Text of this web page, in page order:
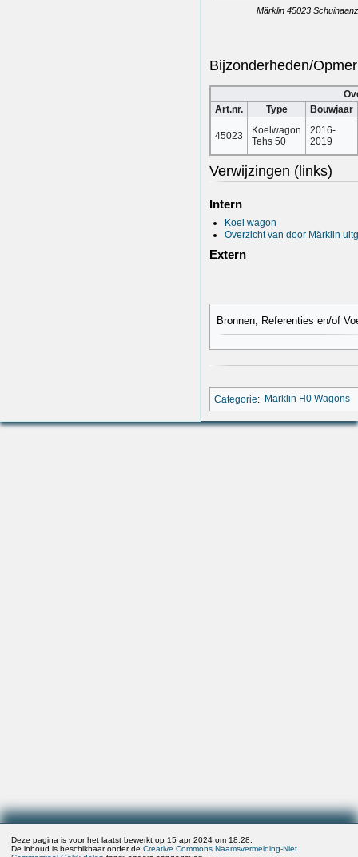
Märklin 45023
Bijzonderheden/
Art.nr.
Type Bouwjaar
45023
Koelwagon
Tehs 50
2016-
2019
Verwijzingen (links)
Intern
Koel wagon
Overzicht van door Märklin
Extern
Bronnen, Referenties en/of
Categorie: Märklin H0 Wagons
Deze pagina is voor het laatst bewerkt op 15 apr 2024 om 18:28.
De inhoud is beschikbaar onder deCreative Commons Naamsvermelding-Niet